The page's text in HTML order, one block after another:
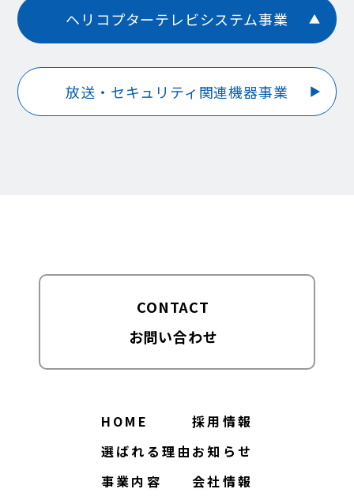
ヘリコプターテレビシステム事業
放送・セキュリティ関連機器事業
CONTACT
お問い合わせ
HOME
選ばれる理由
事業内容
採用情報
お知らせ
会社情報